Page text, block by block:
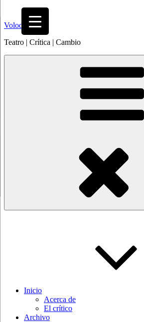
contenido
Volodia
Teatro | Crítica | Cambio
Inicio
Acerca de
El crítico
Archivo